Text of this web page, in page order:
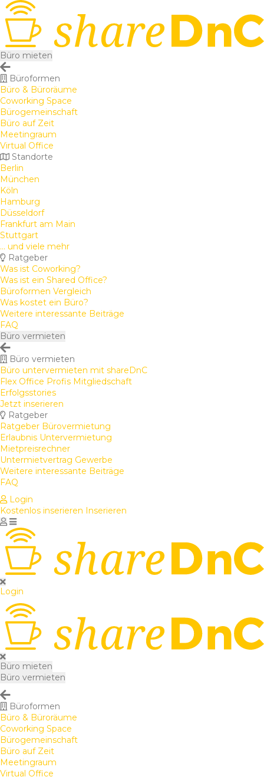
Büro mieten
Büroformen
Büro & Büroräume
Coworking Space
Bürogemeinschaft
Büro auf Zeit
Meetingraum
Virtual Office
Standorte
Berlin
München
Köln
Hamburg
Düsseldorf
Frankfurt am Main
Stuttgart
... und viele mehr
Ratgeber
Was ist Coworking?
Was ist ein Shared Office?
Büroformen Vergleich
Was kostet ein Büro?
Weitere interessante Beiträge
FAQ
Büro vermieten
Büro vermieten
Büro untervermieten mit shareDnC
Flex Office Profis Mitgliedschaft
Erfolgsstories
Jetzt inserieren
Ratgeber
Ratgeber Bürovermietung
Erlaubnis Untervermietung
Mietpreisrechner
Untermietvertrag Gewerbe
Weitere interessante Beiträge
FAQ
Login
Kostenlos inserieren Inserieren
Login
Büro mieten
Büro vermieten
Büroformen
Büro & Büroräume
Coworking Space
Bürogemeinschaft
Büro auf Zeit
Meetingraum
Virtual Office